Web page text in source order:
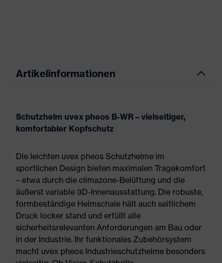
Artikelinformationen
Schutzhelm uvex pheos B-WR – vielseitiger,
komfortabler Kopfschutz
Die leichten uvex pheos Schutzhelme im
sportlichen Design bieten maximalen Tragekomfort
– etwa durch die climazone-Belüftung und die
äußerst variable 3D-Innenausstattung. Die robuste,
formbeständige Helmschale hält auch seitlichem
Druck locker stand und erfüllt alle
sicherheitsrelevanten Anforderungen am Bau oder
in der Industrie. Ihr funktionales Zubehörsystem
macht uvex pheos Industrieschutzhelme besonders